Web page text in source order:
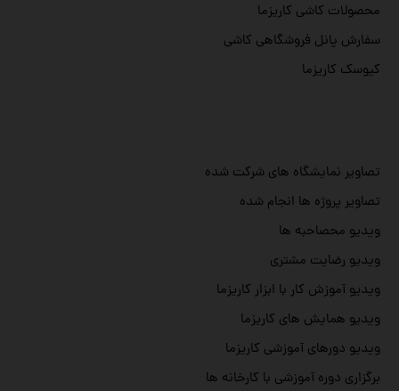
تصاویر نمایشگاه های شرکت شده
تصاویر پروژه ها انجام شده
ویدیو محصاحبه ها
ویدیو رضایت مشتری
ویدیو آموزش کار با ابزار کاریزما
ویدیو همایش های کاریزما
ویدیو دورهای آموزشی کاریزما
برگزاری دوره آموزشی با کارخانه ها
محصولات کاشی کاریزما
سفارش پانل فروشگاهی کاشی
کیوسک کاریزما